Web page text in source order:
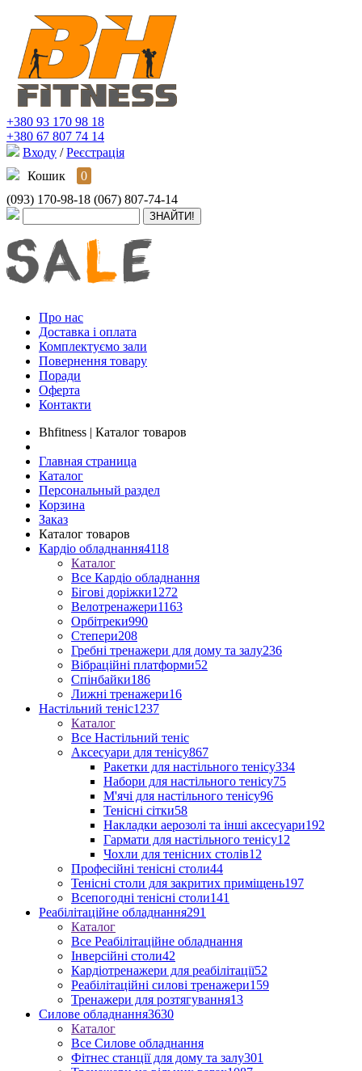
+380 93 170 98 18
+380 67 807 74 14
Входу / Реєстрація
Кошик
0
(093) 170-98-18 (067) 807-74-14
Про нас
Доставка і оплата
Комплектуємо зали
Повернення товару
Поради
Оферта
Контакти
Bhfitness | Каталог товаров
Главная страница
Каталог
Персональный раздел
Корзина
Заказ
Каталог товаров
Кардіо обладнання4118
Каталог
Все Кардіо обладнання
Бігові доріжки1272
Велотренажери1163
Орбітреки990
Степери208
Гребні тренажери для дому та залу236
Вібраційні платформи52
Спінбайки186
Лижні тренажери16
Настільний теніс1237
Каталог
Все Настільний теніс
Аксесуари для тенісу867
Ракетки для настільного тенісу334
Набори для настільного тенісу75
М'ячі для настільного тенісу96
Тенісні сітки58
Накладки аерозолі та інші аксесуари192
Гармати для настільного тенісу12
Чохли для тенісних столів12
Професійні тенісні столи44
Тенісні столи для закритих приміщень197
Всепогодні тенісні столи141
Реабілітаційне обладнання291
Каталог
Все Реабілітаційне обладнання
Інверсійні столи42
Кардіотренажери для реабілітації52
Реабілітаційні силові тренажери159
Тренажери для розтягування13
Силове обладнання3630
Каталог
Все Силове обладнання
Фітнес станції для дому та залу301